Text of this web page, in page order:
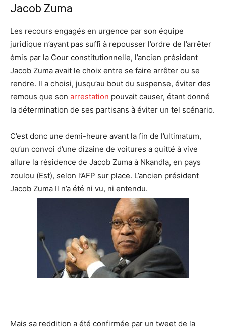
Jacob Zuma
Les recours engagés en urgence par son équipe
juridique n’ayant pas suffi à repousser l’ordre de l’arrêter
émis par la Cour constitutionnelle, l’ancien président
Jacob Zuma avait le choix entre se faire arrêter ou se
rendre. Il a choisi, jusqu’au bout du suspense, éviter des
remous que son arrestation pouvait causer, étant donné
la détermination de ses partisans à éviter un tel scénario.
C’est donc une demi-heure avant la fin de l’ultimatum,
qu’un convoi d’une dizaine de voitures a quitté à vive
allure la résidence de Jacob Zuma à Nkandla, en pays
zoulou (Est), selon l’AFP sur place. L’ancien président
Jacob Zuma Il n’a été ni vu, ni entendu.
Mais sa reddition a été confirmée par un tweet de la